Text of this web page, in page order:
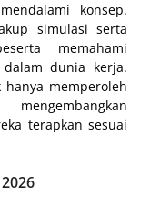
konsep.
simulasi serta
memahami
dunia kerja.
memperoleh
terapkan sesuai